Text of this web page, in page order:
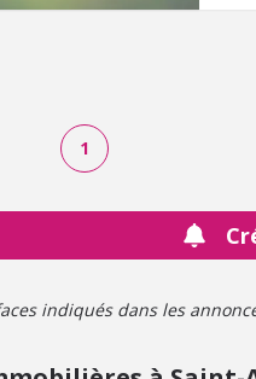
1
indiqués dans les